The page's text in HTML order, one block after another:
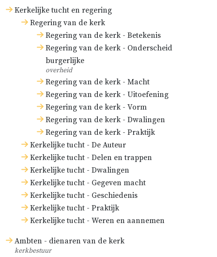
Kerkelijke tucht en regering
Regering van de kerk
Regering van de kerk - Betekenis
Regering van de kerk - Onderscheid
burgerlijke
overheid
Regering van de kerk - Macht
Regering van de kerk - Uitoefening
Regering van de kerk - Vorm
Regering van de kerk - Dwalingen
Regering van de kerk - Praktijk
Kerkelijke tucht - De Auteur
Kerkelijke tucht - Delen en trappen
Kerkelijke tucht - Dwalingen
Kerkelijke tucht - Gegeven macht
Kerkelijke tucht - Geschiedenis
Kerkelijke tucht - Praktijk
Kerkelijke tucht - Weren en aannemen
Ambten - dienaren van de kerk
kerkbestuur